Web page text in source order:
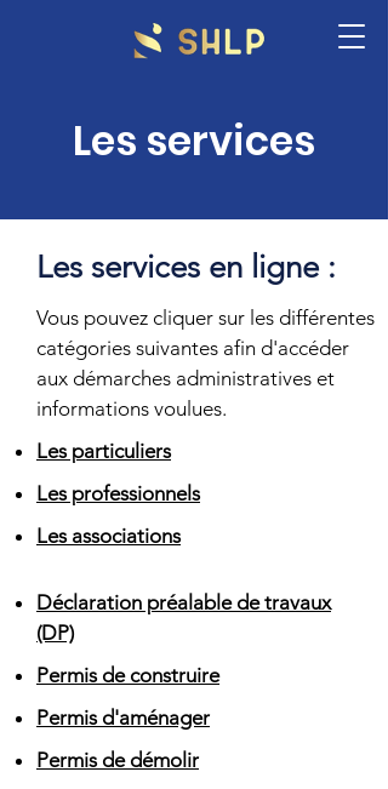
Les services
Les services en ligne :
Vous pouvez cliquer sur les différentes
catégories suivantes afin d'accéder
aux démarches administratives et
informations voulues.
Les particuliers
Les professionnels
Les associations
Déclaration préalable de travaux
(DP)
Permis de construire
Permis d'aménager
Permis de démolir